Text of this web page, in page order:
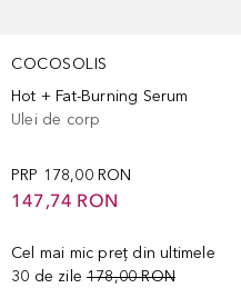
COCOSOLIS
Hot + Fat-Burning Serum
Ulei de corp
PRP 178,00 RON
147,74 RON
Cel mai mic preț din ultimele
30 de zile 178,00 RON